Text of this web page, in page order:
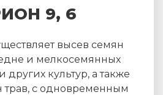
9, 6
высев семян
и мелкосемянных
других культур, а также
трав, с одновременным